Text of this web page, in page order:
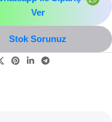
Ver
Stok Sorunuz